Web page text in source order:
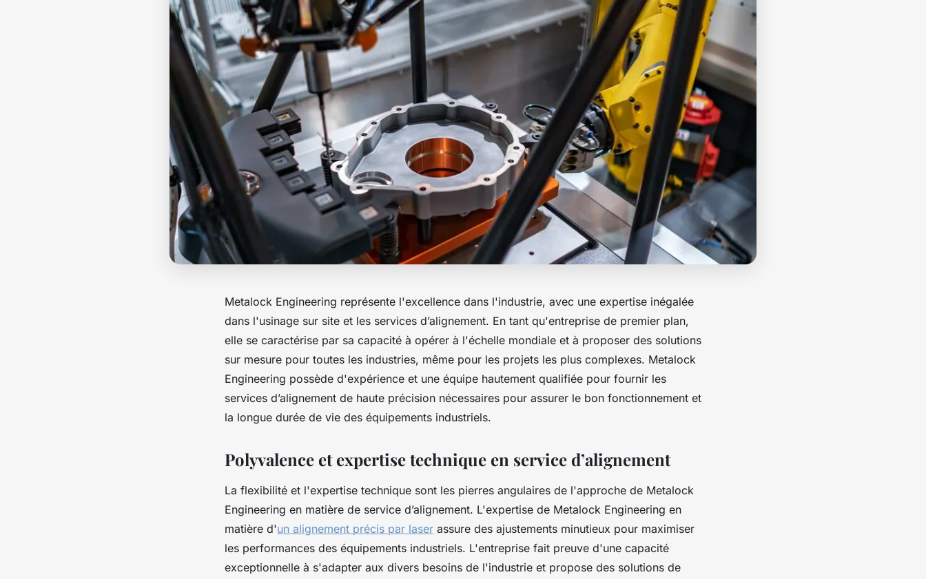
Metalock Engineering représente l'excellence dans l'industrie, avec une expertise inégalée
dans l'usinage sur site et les services d’alignement. En tant qu'entreprise de premier plan,
elle se caractérise par sa capacité à opérer à l'échelle mondiale et à proposer des solutions
sur mesure pour toutes les industries, même pour les projets les plus complexes. Metalock
Engineering possède d'expérience et une équipe hautement qualifiée pour fournir les
services d’alignement de haute précision nécessaires pour assurer le bon fonctionnement et
la longue durée de vie des équipements industriels.
Polyvalence et expertise technique en service d’alignement
La flexibilité et l'expertise technique sont les pierres angulaires de l'approche de Metalock
Engineering en matière de service d’alignement. L'expertise de Metalock Engineering en
matière d'un alignement précis par laser assure des ajustements minutieux pour maximiser
les performances des équipements industriels. L'entreprise fait preuve d'une capacité
exceptionnelle à s'adapter aux divers besoins de l'industrie et propose des solutions de